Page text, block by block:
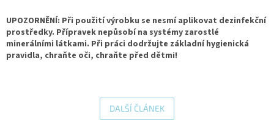
UPOZORNĚNÍ: Při použití výrobku se nesmí aplikovat dezinfekční
prostředky. Přípravek nepůsobí na systémy zarostlé
minerálními látkami. Při práci dodržujte základní hygienická
pravidla, chraňte oči, chraňte před dětmi!
DALŠÍ ČLÁNEK